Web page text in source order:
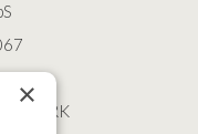
202
×